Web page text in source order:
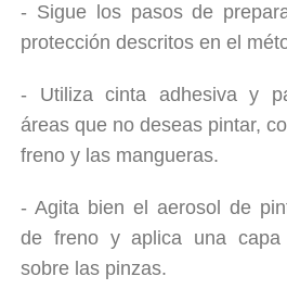
- Sigue los pasos de
protección descritos en el
- Utiliza cinta adhesiva y
áreas que no deseas pintar,
freno y las mangueras.
- Agita bien el aerosol de
de freno y aplica una
sobre las pinzas.